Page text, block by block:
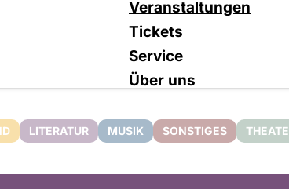
Veranstaltungen
Tickets
Service
Über uns
LITERATUR MUSIK SONSTIGES